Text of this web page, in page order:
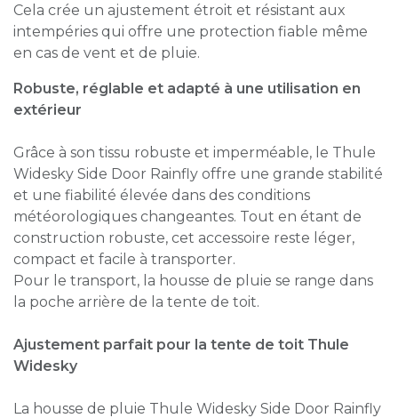
Cela crée un ajustement étroit et résistant aux
intempéries qui offre une protection fiable même
en cas de vent et de pluie.
Robuste, réglable et adapté à une utilisation en
extérieur
Grâce à son tissu robuste et imperméable, le Thule
Widesky Side Door Rainfly offre une grande stabilité
et une fiabilité élevée dans des conditions
météorologiques changeantes. Tout en étant de
construction robuste, cet accessoire reste léger,
compact et facile à transporter.
Pour le transport, la housse de pluie se range dans
la poche arrière de la tente de toit.
Ajustement parfait pour la tente de toit Thule
Widesky
La housse de pluie Thule Widesky Side Door Rainfly